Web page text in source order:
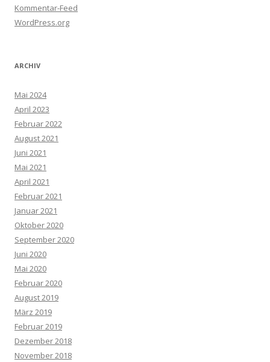
Kommentar-Feed
WordPress.org
ARCHIV
Mai 2024
April 2023
Februar 2022
August 2021
Juni 2021
Mai 2021
April 2021
Februar 2021
Januar 2021
Oktober 2020
September 2020
Juni 2020
Mai 2020
Februar 2020
August 2019
März 2019
Februar 2019
Dezember 2018
November 2018